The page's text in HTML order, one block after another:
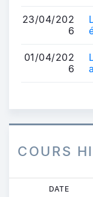
23/04/202
6
01/04/202
6
COURS
DATE